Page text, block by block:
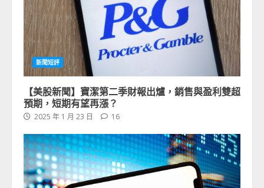
新聞短評
【美股新聞】寶潔第二季財報出爐，銷售與盈利雙超
預期，短期有望再漲？
2025 年 1 月 23 日 16